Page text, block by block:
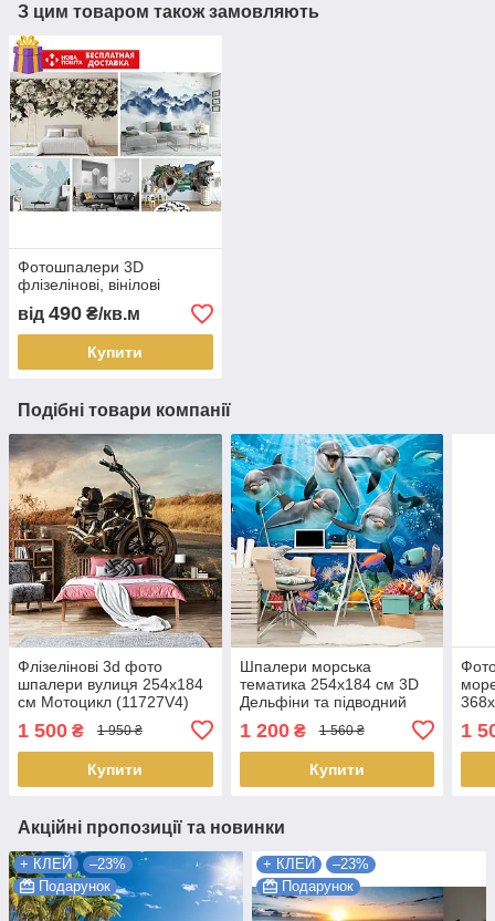
З цим товаром також замовляють
Фотошпалери 3D
флізелінові, вінілові
від 490 ₴/кв.м
Купити
Подібні товари компанії
Флізелінові 3d фото
шпалери вулиця 254x184
см Мотоцикл (11727V4)
1 500 ₴ 1 950 ₴
Купити
Шпалери морська
тематика 254x184 см 3D
Дельфіни та підводний
світ (12849P4) Найкраща
якість
1 200₴ 1 560 ₴
Купити
1
Акційні пропозиції та новинки
+ КЛЕЙ
–23%
Подарунок
+ КЛЕЙ
–23%
Подарунок